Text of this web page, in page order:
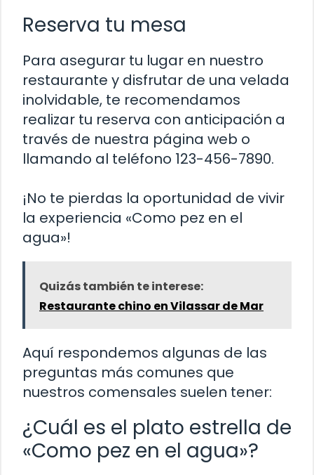
Reserva tu mesa
Para asegurar tu lugar en nuestro
restaurante y disfrutar de una velada
inolvidable, te recomendamos
realizar tu reserva con anticipación a
través de nuestra página web o
llamando al teléfono 123-456-7890.
¡No te pierdas la oportunidad de vivir
la experiencia «Como pez en el
agua»!
Quizás también te interese:
Restaurante chino en Vilassar de Mar
Aquí respondemos algunas de las
preguntas más comunes que
nuestros comensales suelen tener:
¿Cuál es el plato estrella de
«Como pez en el agua»?